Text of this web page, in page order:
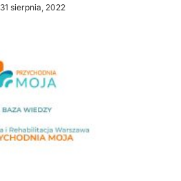
31 sierpnia, 2022